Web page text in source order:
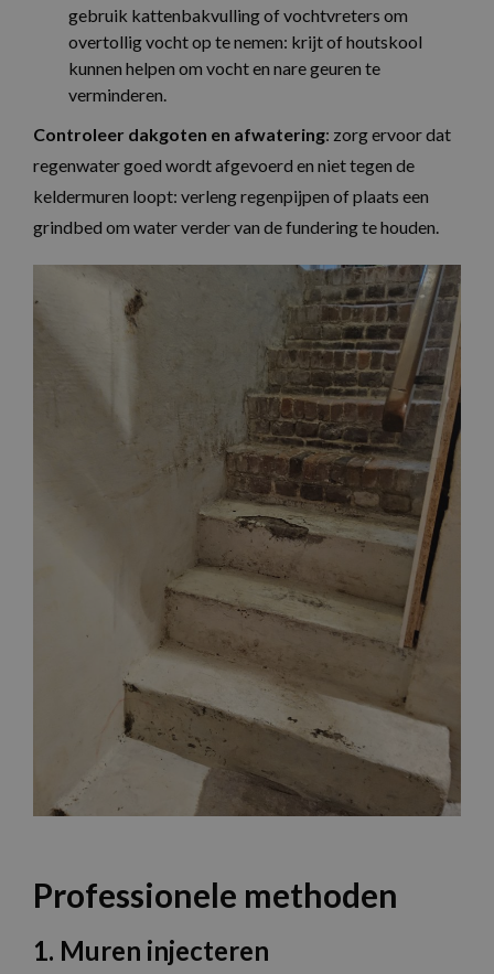
gebruik kattenbakvulling of vochtvreters om
overtollig vocht op te nemen: krijt of houtskool
kunnen helpen om vocht en nare geuren te
verminderen.
Controleer dakgoten en afwatering: zorg ervoor dat
regenwater goed wordt afgevoerd en niet tegen de
keldermuren loopt: verleng regenpijpen of plaats een
grindbed om water verder van de fundering te houden.
Professionele methoden
1. Muren injecteren